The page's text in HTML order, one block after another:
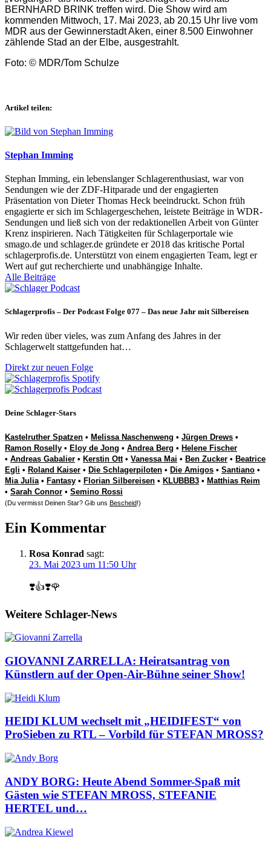
BERNHARD BRINK treffen wird. Die Show wird am
kommenden Mittwoch, 17. Mai 2023, ab 20.15 Uhr live vom
MDR aus der Gewinnerstadt Aken, einer 8.500 Einwohner
zählende Stad an der Elbe, ausgestrahlt.
Foto: © MDR/Tom Schulze
Artikel teilen:
Stephan Imming
Stephan Imming, ein lebenslanger Schlagerenthusiast, war von
Sendungen wie der ZDF-Hitparade und der engagierten
Präsentation von Dieter Thomas Heck beeindruckt. Schon früh
engagierte er sich im Schlagergeschehen, leistete Beiträge in WDR-
Sendungen und ließ sich von der redaktionellen Arbeit von Günter
Krenz inspirieren. Nach Tätigkeiten für Schlagerportale wie
smago.de und schlager.de gründete er 2018 das kritische Portal
schlagerprofis.de. Unterstützt von einem engagierten Team, legt er
Wert auf gut recherchierte und unabhängige Inhalte.
Alle Beiträge
Schlagerprofis – Der Podcast Folge 077 – Das neue Jahr mit Silbereisen
Wir reden über vieles, was zum Anfang des Jahres in der
Schlagerwelt stattgefunden hat…
Direkt zur neuen Folge
Deine Schlager-Stars
Kastelruther Spatzen • Melissa Naschenweng • Jürgen Drews •
Ramon Roselly • Eloy de Jong • Andrea Berg • Helene Fischer
• Andreas Gabalier • Kerstin Ott• Vanessa Mai • Ben Zucker • Beatrice
Egli • Roland Kaiser • Die Schlagerpiloten • Die Amigos • Santiano •
Mia Julia• Fantasy • Florian Silbereisen • KLUBBB3 • Matthias Reim
• Sarah Connor • Semino Rossi
(Du vermisst Deinen Star? Gib uns Bescheid!)
Ein Kommentar
Rosa Konrad sagt:
23. Mai 2023 um 11:50 Uhr
❣️👍❣️🌹
Weitere Schlager-News
GIOVANNI ZARRELLA: Heiratsantrag von
Künstlern auf der Open-Air-Bühne seiner Show!
HEIDI KLUM wechselt mit „HEIDIFEST“ von
ProSieben zu RTL – Vorbild für STEFAN MROSS?
ANDY BORG: Heute Abend Sommer-Spaß mit
Gästen wie STEFAN MROSS, STEFANIE
HERTEL und…